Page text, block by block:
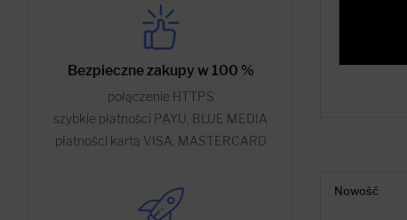
Bezpieczne zakupy w 100 %
połączenie HTTPS
szybkie płatności PAYU, BLUE MEDIA
płatności kartą VISA, MASTERCARD
Nowość